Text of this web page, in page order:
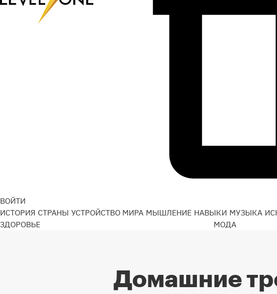
ВОЙТИ
ИСТОРИЯ СТРАНЫ УСТРОЙСТВО МИРА МЫШЛЕНИЕ НАВЫКИ МУЗЫКА
ЗДОРОВЬЕ
МОДА
Домашние